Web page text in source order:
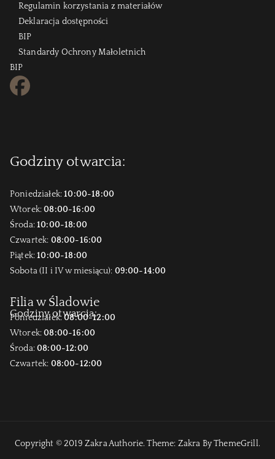
Regulamin korzystania z materiałów
Deklaracja dostępności
BIP
Standardy Ochrony Małoletnich
BIP
FB
Godziny otwarcia:
Poniedziałek:10:00-18:00
Wtorek:08:00-16:00
Środa:10:00-18:00
Czwartek: 08:00-16:00
Piątek:10:00-18:00
Sobota (II i IV w miesiącu): 09:00-14:00
Filia w Śladowie
Godziny otwarcia:
Poniedziałek:08:00-12:00
Wtorek:08:00-16:00
Środa:08:00-12:00
Czwartek: 08:00-12:00
Copyright © 2019 Zakra Authorie. Theme: Zakra By ThemeGrill.